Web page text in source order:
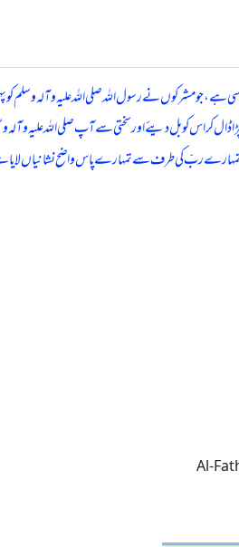
مشرکوں نے رسول اللہ صلی اللہ علیہ وآلہ وسلم کو
اس کوبل دیئے اور سختی سے آپ صلی اللہ علیہ وآلہ وسلم
وہ تمہارے ربّ کی طرف سے تمہارے پاس واضح نشانیاں
Al-